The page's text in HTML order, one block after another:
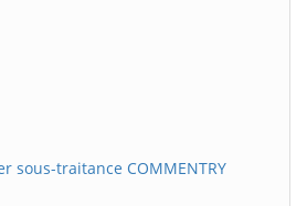
sous-traitance COMMENTRY